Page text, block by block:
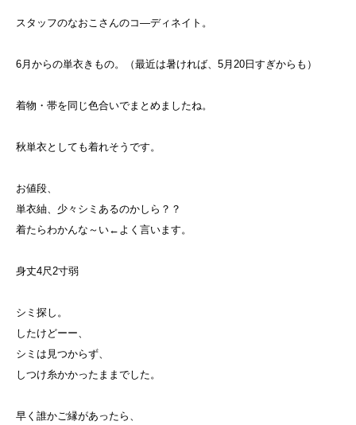
スタッフのなおこさんのコ―ディネイト。
6月からの単衣きもの。（最近は暑ければ、5月20日すぎからも）
着物・帯を同じ色合いでまとめましたね。
秋単衣としても着れそうです。
お値段、
単衣紬、少々シミあるのかしら？？
着たらわかんな～い←よく言います。
身丈4尺2寸弱
シミ探し。
したけどーー、
シミは見つからず、
しつけ糸かかったままでした。
早く誰かご縁があったら、